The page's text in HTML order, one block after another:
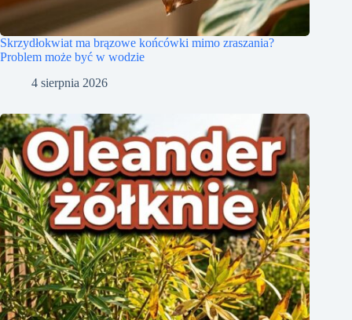
Skrzydłokwiat ma brązowe końcówki mimo zraszania?
Problem może być w wodzie
4 sierpnia 2026